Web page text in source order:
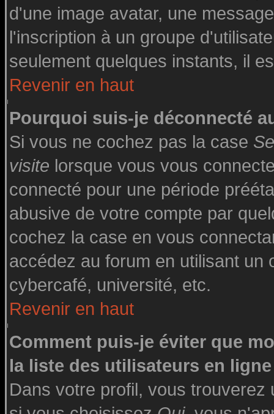
d'une image avatar, une
l'inscription à un groupe
seulement quelques instants, il
Revenir en haut
Pourquoi suis-je déconnecté
Si vous ne cochez pas la case
visite lorsque vous vous
connecté pour une période
abusive de votre compte par
cochez la case en vous
accédez au forum en utilisant un
cybercafé, université, etc.
Revenir en haut
Comment puis-je éviter que
la liste des utilisateurs en
Dans votre profil, vous trouverez